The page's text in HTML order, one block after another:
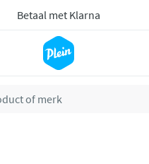
Betaal met Klarna